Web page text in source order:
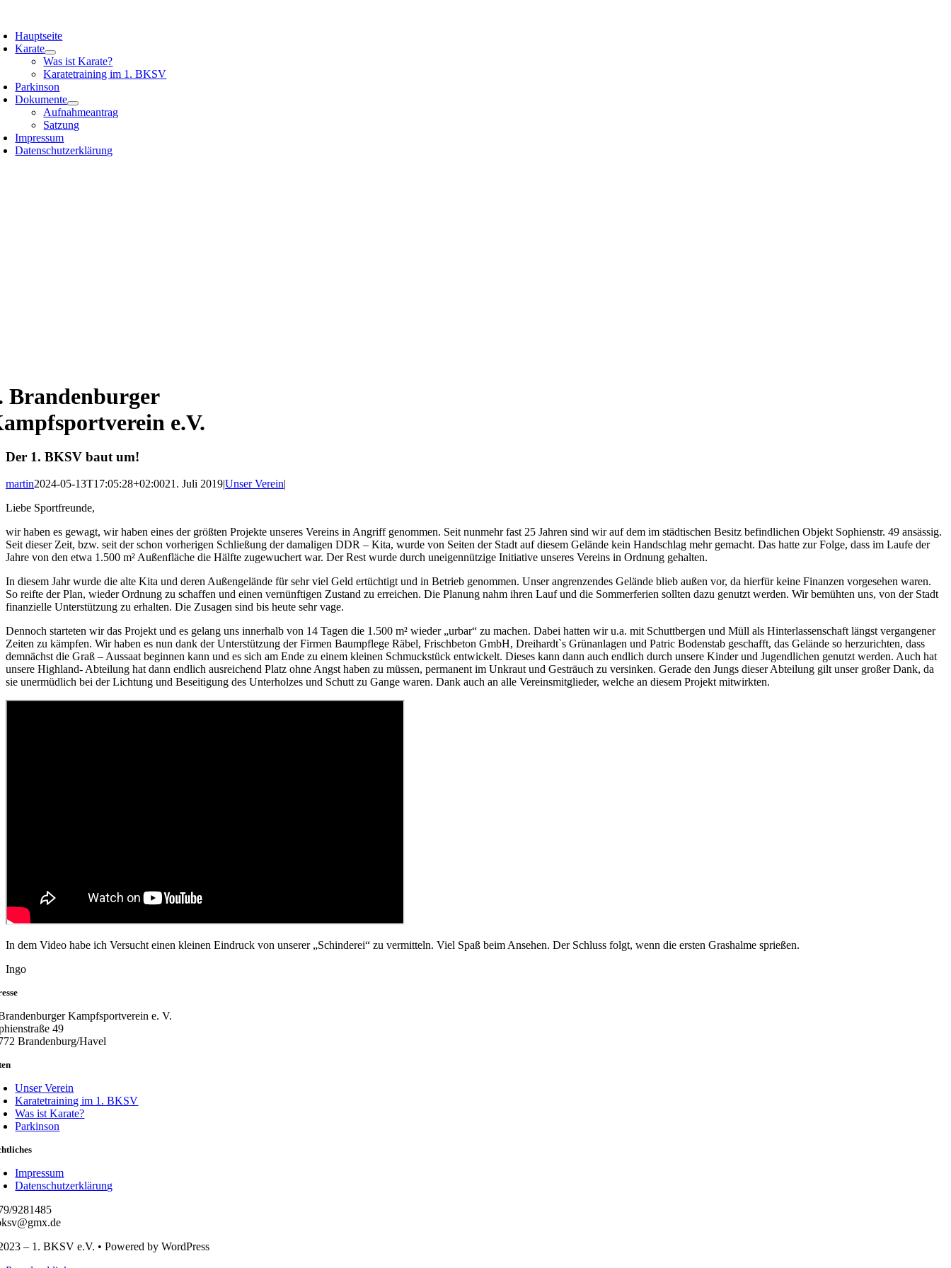
springen
Hauptseite
Karate
Was ist Karate?
Karatetraining im 1. BKSV
Parkinson
Dokumente
Aufnahmeantrag
Satzung
Impressum
Datenschutzerklärung
Brandenburger
e.V.
Der 1. BKSV baut um!
martin2024-05-13T17:05:28+02:0021. Juli 2019|Unser Verein|
Liebe Sportfreunde,
wir haben es gewagt, wir haben eines der größten Projekte unseres Vereins in Angriff genommen. Seit nunmehr fast 25 Jahren sind wir auf dem im städtischen Besitz befindlichen Objekt Sophienstr. 49 ansässig.
Seit dieser Zeit, bzw. seit der schon vorherigen Schließung der damaligen DDR – Kita, wurde von Seiten der Stadt auf diesem Gelände kein Handschlag mehr gemacht. Das hatte zur Folge, dass im Laufe der
Jahre von den etwa 1.500 m² Außenfläche die Hälfte zugewuchert war. Der Rest wurde durch uneigennützige Initiative unseres Vereins in Ordnung gehalten.
In diesem Jahr wurde die alte Kita und deren Außengelände für sehr viel Geld ertüchtigt und in Betrieb genommen. Unser angrenzendes Gelände blieb außen vor, da hierfür keine Finanzen vorgesehen waren.
So reifte der Plan, wieder Ordnung zu schaffen und einen vernünftigen Zustand zu erreichen. Die Planung nahm ihren Lauf und die Sommerferien sollten dazu genutzt werden. Wir bemühten uns, von der Stadt
finanzielle Unterstützung zu erhalten. Die Zusagen sind bis heute sehr vage.
Dennoch starteten wir das Projekt und es gelang uns innerhalb von 14 Tagen die 1.500 m² wieder „urbar“ zu machen. Dabei hatten wir u.a. mit Schuttbergen und Müll als Hinterlassenschaft längst vergangener
Zeiten zu kämpfen. Wir haben es nun dank der Unterstützung der Firmen Baumpflege Räbel, Frischbeton GmbH, Dreihardt`s Grünanlagen und Patric Bodenstab geschafft, das Gelände so herzurichten, dass
demnächst die Graß – Aussaat beginnen kann und es sich am Ende zu einem kleinen Schmuckstück entwickelt. Dieses kann dann auch endlich durch unsere Kinder und Jugendlichen genutzt werden. Auch hat
unsere Highland- Abteilung hat dann endlich ausreichend Platz ohne Angst haben zu müssen, permanent im Unkraut und Gesträuch zu versinken. Gerade den Jungs dieser Abteilung gilt unser großer Dank, da
sie unermüdlich bei der Lichtung und Beseitigung des Unterholzes und Schutt zu Gange waren. Dank auch an alle Vereinsmitglieder, welche an diesem Projekt mitwirkten.
In dem Video habe ich Versucht einen kleinen Eindruck von unserer „Schinderei“ zu vermitteln. Viel Spaß beim Ansehen. Der Schluss folgt, wenn die ersten Grashalme sprießen.
Ingo
Kampfsportverein e. V.
49
Brandenburg/Havel
Unser Verein
Karatetraining im 1. BKSV
Was ist Karate?
Parkinson
Impressum
Datenschutzerklärung
9281485
– 1. BKSV e.V. • Powered by WordPress